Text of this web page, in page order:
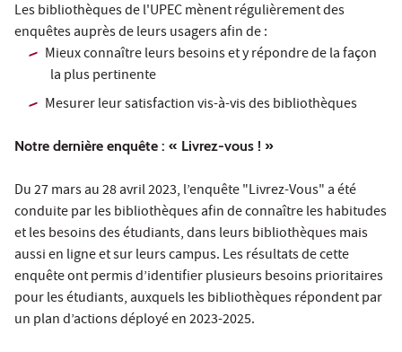
Les bibliothèques de l'UPEC mènent régulièrement des
enquêtes auprès de leurs usagers afin de :
Mieux connaître leurs besoins et y répondre de la façon
la plus pertinente
Mesurer leur satisfaction vis-à-vis des bibliothèques
Notre dernière enquête : « Livrez-vous ! »
Du 27 mars au 28 avril 2023, l’enquête "Livrez-Vous" a été
conduite par les bibliothèques afin de connaître les habitudes
et les besoins des étudiants, dans leurs bibliothèques mais
aussi en ligne et sur leurs campus. Les résultats de cette
enquête ont permis d’identifier plusieurs besoins prioritaires
pour les étudiants, auxquels les bibliothèques répondent par
un plan d’actions déployé en 2023-2025.